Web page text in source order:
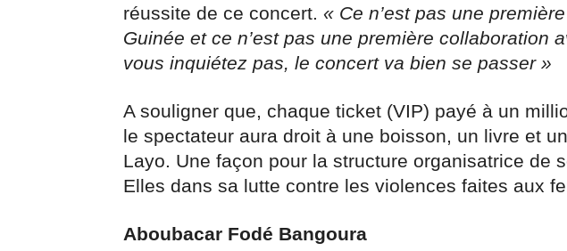
réussite de ce concert. « Ce n’est pas une
Guinée et ce n’est pas une première collaboration
vous inquiétez pas, le concert va bien se passer »
A souligner que, chaque ticket (VIP) payé à un
le spectateur aura droit à une boisson, un livre et
Layo. Une façon pour la structure organisatrice de
Elles dans sa lutte contre les violences faites aux
Aboubacar Fodé Bangoura